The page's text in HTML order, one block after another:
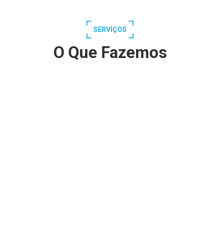
SERVIÇOS
O Que Fazemos